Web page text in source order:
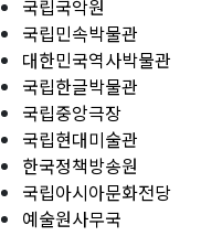
국립국악원
국립민속박물관
대한민국역사박물관
국립한글박물관
국립중앙극장
국립현대미술관
한국정책방송원
국립아시아문화전당
예술원사무국